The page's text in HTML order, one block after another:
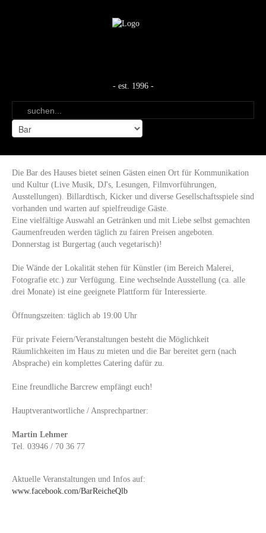
- est. 1996 -
Die Bar des Hauses bietet seinen Gästen einen Ort für Kommunikation
und Kultur (Live Musik, DJ's, Lesungen, Filmvorführungen,
Ausstellungen). Billardtisch, Kicker und diverse Gesellschaftsspiele sind
vorhanden und warten auf spielfreudige Gäste.
Eine vielfältige Auswahl an Getränken und mit Liebe selbst gemachten
Gaumenfreuden werden täglich zu fairen Preisen angeboten.
Donnerstag ist Burgertag (auch vegetarisch)!
Die Wände der Lokalität stehen für Künstler (im Bereich Malerei,
Fotografie etc.) zur Verfügung. Eine wechselnde Ausstellung (ca. alle
drei Monate) ist eine geeignete Plattform für Interessierte.
Öffnungszeiten: täglich ab 19:00 Uhr
Für private Feiern/Veranstaltungen besteht die Möglichkeit
Räumlichkeiten im Haus zu mieten und die Bar bereitet gern (nach
Absprache) ein komplettes Catering dafür zu.
Eine freundliche Barcrew empfängt euch!
Hauptverantwortliche / Ansprechpartner:
Martin Lehmer
Tel. 03946 / 70 36 77
Aktuelle Veranstaltungen und Infos auf:
www.facebook.com/BarReicheQlb